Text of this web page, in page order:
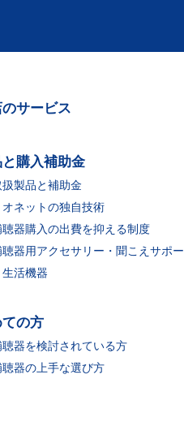
サービス
購入補助金
製品と補助金
オネットの独自技術
聴器購入の出費を抑える制度
器用アクセサリー・聞こえサポー
生活機器
の方
聴器を検討されている方
聴器の上手な選び方